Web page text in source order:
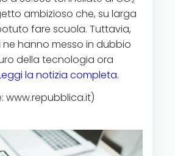
ambizioso che, su larga
fare scuola. Tuttavia,
hanno messo in dubbio
della tecnologia ora
la notizia completa.
www.repubblica.it)